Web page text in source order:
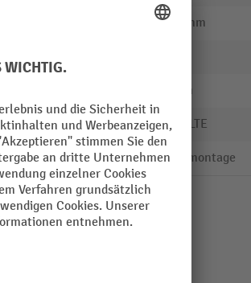
2000 mm
25 mm
SCHULTE
Steckmontage